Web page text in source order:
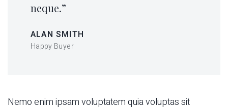
neque.”
ALAN SMITH
Happy Buyer
Nemo enim ipsam voluptatem quia voluptas sit